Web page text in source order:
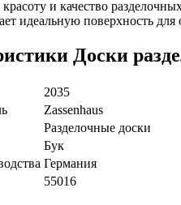
и качество
идеальную поверхность
Доски
2035
Zassenhaus
Разделочные доски
Бук
Германия
55016